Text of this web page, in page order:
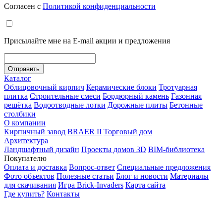
Согласен с Политикой конфиденциальности
Присылайте мне на E-mail акции и предложения
Отправить
Каталог
Облицовочный кирпич Керамические блоки Тротуарная
плитка Строительные смеси Бордюрный камень Газонная
решётка Водоотводные лотки Дорожные плиты Бетонные
столбики
О компании
Кирпичный завод BRAER II Торговый дом
Архитектура
Ландшафтный дизайн Проекты домов 3D BIM-библиотека
Покупателю
Оплата и доставка Вопрос-ответ Специальные предложения
Фото объектов Полезные статьи Блог и новости Материалы
для скачивания Игра Brick-Invaders Карта сайта
Где купить? Контакты